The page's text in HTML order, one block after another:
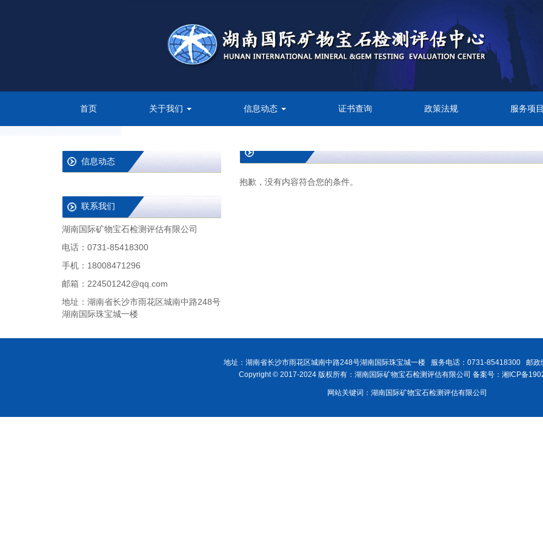
首页 关于我们 信息动态 证书查询 政策法规 服务项目
抱歉，没有内容符合您的条件。
信息动态
联系我们
湖南国际矿物宝石检测评估有限公司
电话：0731-85418300
手机：18008471296
邮箱：224501242@qq.com
地址：湖南省长沙市雨花区城南中路248号
湖南国际珠宝城一楼
地址：湖南省长沙市雨花区城南中路248号湖南国际珠宝城一楼 服务电话：0731-85418300 邮政
Copyright © 2017-2024 版权所有：湖南国际矿物宝石检测评估有限公司 备案号：湘ICP备
网站关键词：湖南国际矿物宝石检测评估有限公司